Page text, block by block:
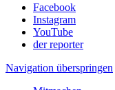
Facebook
Instagram
YouTube
der reporter
Navigation überspringen